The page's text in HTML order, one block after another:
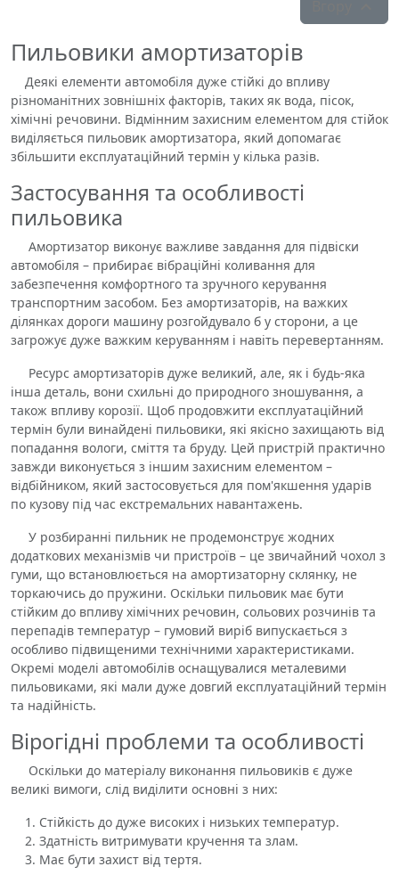
Пильовики амортизаторів
Деякі елементи автомобіля дуже стійкі до впливу
різноманітних зовнішніх факторів, таких як вода, пісок,
хімічні речовини. Відмінним захисним елементом для стійок
виділяється пильовик амортизатора, який допомагає
збільшити експлуатаційний термін у кілька разів.
Застосування та особливості
пильовика
Амортизатор виконує важливе завдання для підвіски
автомобіля – прибирає вібраційні коливання для
забезпечення комфортного та зручного керування
транспортним засобом. Без амортизаторів, на важких
ділянках дороги машину розгойдувало б у сторони, а це
загрожує дуже важким керуванням і навіть перевертанням.
Ресурс амортизаторів дуже великий, але, як і будь-яка
інша деталь, вони схильні до природного зношування, а
також впливу корозії. Щоб продовжити експлуатаційний
термін були винайдені пильовики, які якісно захищають від
попадання вологи, сміття та бруду. Цей пристрій практично
завжди виконується з іншим захисним елементом –
відбійником, який застосовується для пом'якшення ударів
по кузову під час екстремальних навантажень.
У розбиранні пильник не продемонструє жодних
додаткових механізмів чи пристроїв – це звичайний чохол з
гуми, що встановлюється на амортизаторну склянку, не
торкаючись до пружини. Оскільки пильовик має бути
стійким до впливу хімічних речовин, сольових розчинів та
перепадів температур – гумовий виріб випускається з
особливо підвищеними технічними характеристиками.
Окремі моделі автомобілів оснащувалися металевими
пильовиками, які мали дуже довгий експлуатаційний термін
та надійність.
Вірогідні проблеми та особливості
Оскільки до матеріалу виконання пильовиків є дуже
великі вимоги, слід виділити основні з них:
Стійкість до дуже високих і низьких температур.
Здатність витримувати кручення та злам.
Має бути захист від тертя.